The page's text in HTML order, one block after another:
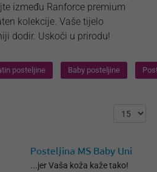
između Ranforce premium
kolekcije. Vaše tijelo
dodir. Uskoči u prirodu!
posteljine Baby posteljine
Posteljina MS Baby Uni
...jer Vaša koža kaže tako!